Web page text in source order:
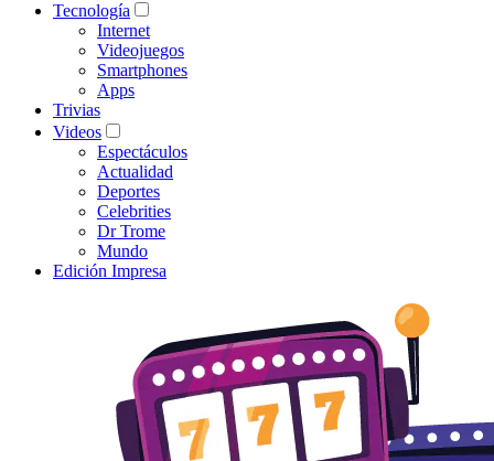
Tecnología
Internet
Videojuegos
Smartphones
Apps
Trivias
Videos
Espectáculos
Actualidad
Deportes
Celebrities
Dr Trome
Mundo
Edición Impresa